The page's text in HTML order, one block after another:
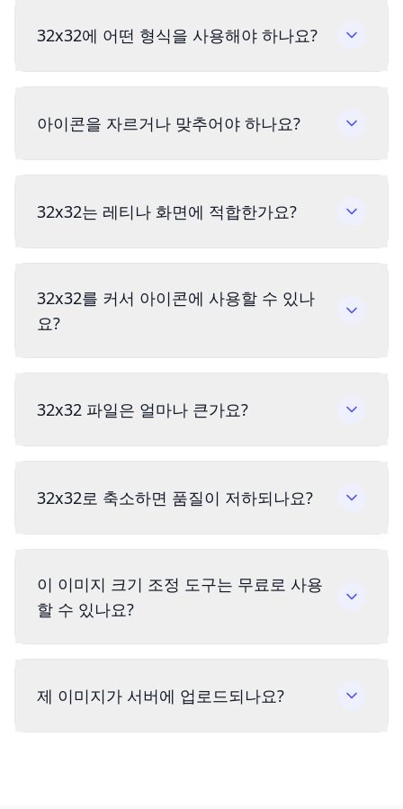
32x32에 어떤 형식을 사용해야 하나요?
아이콘을 자르거나 맞추어야 하나요?
32x32는 레티나 화면에 적합한가요?
32x32를 커서 아이콘에 사용할 수 있나
요?
32x32 파일은 얼마나 큰가요?
32x32로 축소하면 품질이 저하되나요?
이 이미지 크기 조정 도구는 무료로 사용
할 수 있나요?
제 이미지가 서버에 업로드되나요?